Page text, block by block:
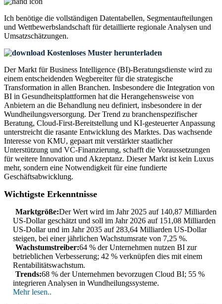
Ich benötige die vollständigen Datentabellen, Segmentaufteilungen
und Wettbewerbslandschaft für detaillierte regionale Analysen und
Umsatzschätzungen.
Kostenloses Muster herunterladen
Der Markt für Business Intelligence (BI)-Beratungsdienste wird zu
einem entscheidenden Wegbereiter für die strategische
Transformation in allen Branchen. Insbesondere die Integration von
BI in Gesundheitsplattformen hat die Herangehensweise von
Anbietern an die Behandlung neu definiert, insbesondere in der
Wundheilungsversorgung. Der Trend zu branchenspezifischer
Beratung, Cloud-First-Bereitstellung und KI-gesteuerter Anpassung
unterstreicht die rasante Entwicklung des Marktes. Das wachsende
Interesse von KMU, gepaart mit verstärkter staatlicher
Unterstützung und VC-Finanzierung, schafft die Voraussetzungen
für weitere Innovation und Akzeptanz. Dieser Markt ist kein Luxus
mehr, sondern eine Notwendigkeit für eine fundierte
Geschäftsabwicklung.
Wichtigste Erkenntnisse
Marktgröße:Der Wert wird im Jahr 2025 auf 140,87 Milliarden
US-Dollar geschätzt und soll im Jahr 2026 auf 151,08 Milliarden
US-Dollar und im Jahr 2035 auf 283,64 Milliarden US-Dollar
steigen, bei einer jährlichen Wachstumsrate von 7,25 %.
Wachstumstreiber:64 % der Unternehmen nutzen BI zur
betrieblichen Verbesserung; 42 % verknüpfen dies mit einem
Rentabilitätswachstum.
Trends:68 % der Unternehmen bevorzugen Cloud BI; 55 %
integrieren Analysen in Wundheilungssysteme.
Mehr lesen..